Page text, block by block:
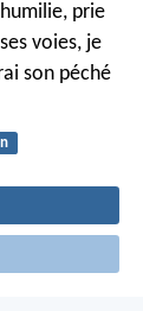
prie
voies, je
son péché